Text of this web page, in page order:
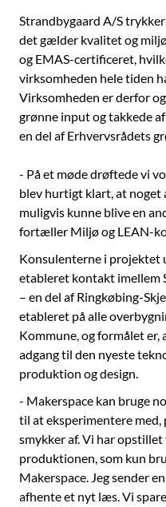
Strandbygaard A/S
det gælder kvalitet og
og EMAS-certificeret,
virksomheden hele tiden
Virksomheden er derfor
grønne input og takkede
en del af Erhvervsrådets
- På et møde drøftede vi
blev hurtigt klart, at
muligvis kunne blive en
fortæller Miljø og LEAN-
Konsulenterne i projektet
etableret kontakt imellem
– en del af Ringkøbing-
etableret på alle
Kommune, og formålet
adgang til den nyeste
produktion og design.
- Makerspace kan bruge
til at eksperimentere
smykker af. Vi har
produktionen, som kun
Makerspace. Jeg sender
afhente et nyt læs. Vi